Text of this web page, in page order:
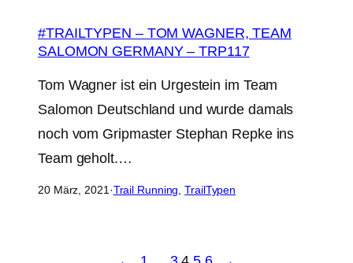
#TRAILTYPEN – TOM WAGNER, TEAM
SALOMON GERMANY – TRP117
Tom Wagner ist ein Urgestein im Team
Salomon Deutschland und wurde damals
noch vom Gripmaster Stephan Repke ins
Team geholt.…
20 März, 2021 ·Trail Running , TrailTypen